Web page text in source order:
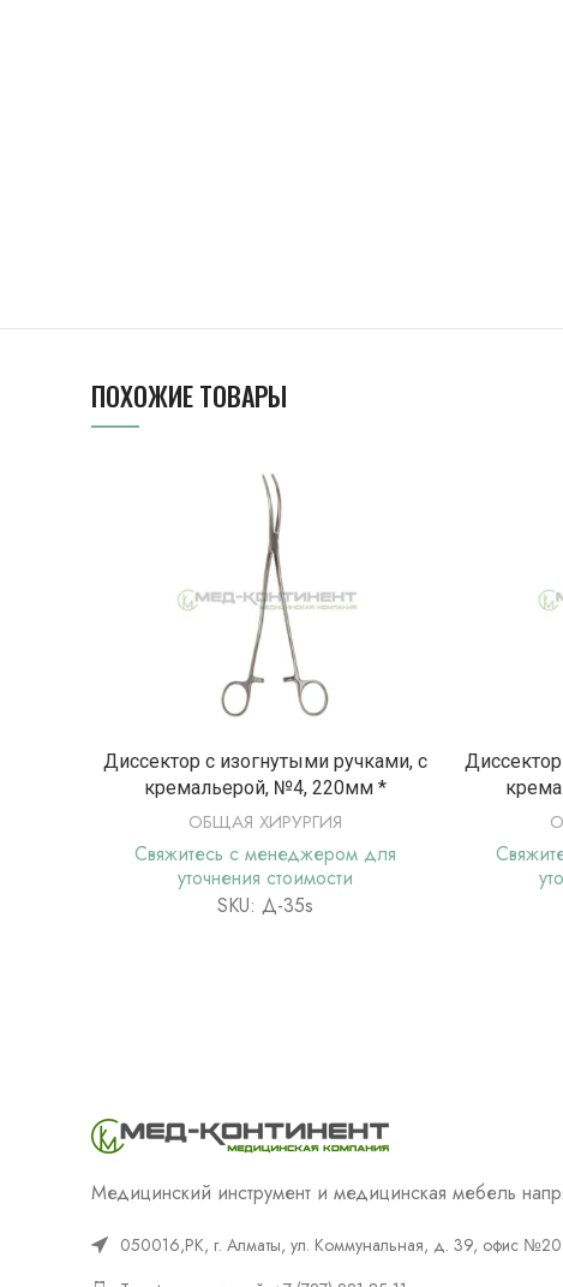
ПОХОЖИЕ ТОВАРЫ
ПОДРОБНЕЕ
Диссектор с изогнутыми ручками, с
кремальерой, №4, 220мм *
ОБЩАЯ ХИРУРГИЯ
Свяжитесь с менеджером для
уточнения стоимости
SKU: Д-35s
Медицинский инструмент и медицинская мебель
050016,РК, г. Алматы, ул. Коммунальная, д. 39, офис №20